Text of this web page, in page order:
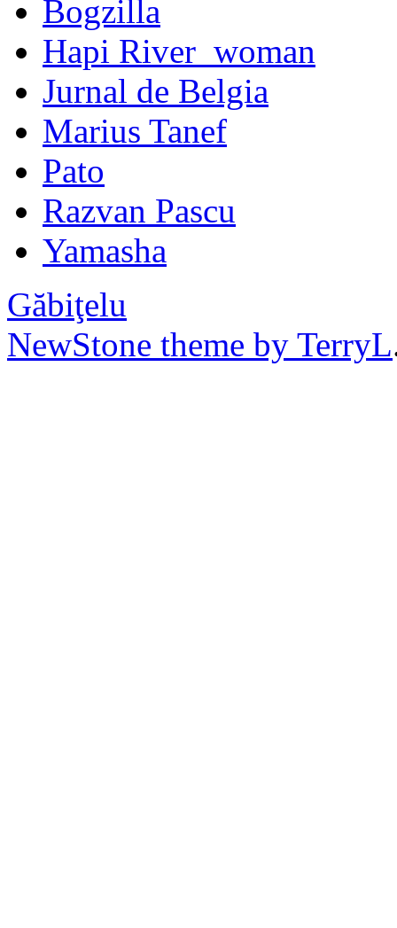
Bogzilla
Hapi River_woman
Jurnal de Belgia
Marius Tanef
Pato
Razvan Pascu
Yamasha
Găbiţelu
NewStone theme by TerryL